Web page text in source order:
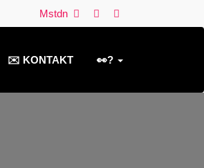
Mstdn
✉️ KONTAKT 👀?